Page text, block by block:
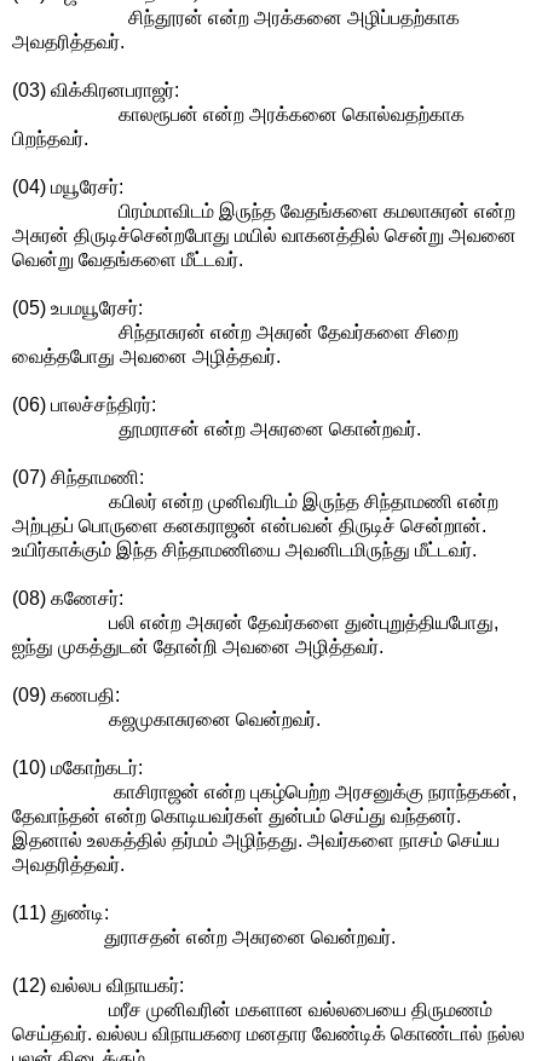
சிந்தூரன் என்ற அரக்கனை அழிப்பதற்காக
அவதரித்தவர்.
(03) விக்கிரனபராஜர்:
காலரூபன் என்ற அரக்கனை கொல்வதற்காக
பிறந்தவர்.
(04) மயூரேசர்:
பிரம்மாவிடம் இருந்த வேதங்களை கமலாசுரன் என்ற
அசுரன் திருடிச்சென்றபோது மயில் வாகனத்தில் சென்று அவனை
வென்று வேதங்களை மீட்டவர்.
(05) உபமயூரேசர்:
சிந்தாசுரன் என்ற அசுரன் தேவர்களை சிறை
வைத்தபோது அவனை அழித்தவர்.
(06) பாலச்சந்திரர்:
தூமராசன் என்ற அசுரனை கொன்றவர்.
(07) சிந்தாமணி:
கபிலர் என்ற முனிவரிடம் இருந்த சிந்தாமணி என்ற
அற்புதப் பொருளை கனகராஜன் என்பவன் திருடிச் சென்றான்.
உயிர்காக்கும் இந்த சிந்தாமணியை அவனிடமிருந்து மீட்டவர்.
(08) கணேசர்:
பலி என்ற அசுரன் தேவர்களை துன்புறுத்தியபோது,
ஐந்து முகத்துடன் தோன்றி அவனை அழித்தவர்.
(09) கணபதி:
கஜமுகாசுரனை வென்றவர்.
(10) மகோற்கடர்:
காசிராஜன் என்ற புகழ்பெற்ற அரசனுக்கு நராந்தகன்,
தேவாந்தன் என்ற கொடியவர்கள் துன்பம் செய்து வந்தனர்.
இதனால் உலகத்தில் தர்மம் அழிந்தது. அவர்களை நாசம் செய்ய
அவதரித்தவர்.
(11) துண்டி:
துராசதன் என்ற அசுரனை வென்றவர்.
(12) வல்லப விநாயகர்:
மரீச முனிவரின் மகளான வல்லபையை திருமணம்
செய்தவர். வல்லப விநாயகரை மனதார வேண்டிக் கொண்டால் நல்ல